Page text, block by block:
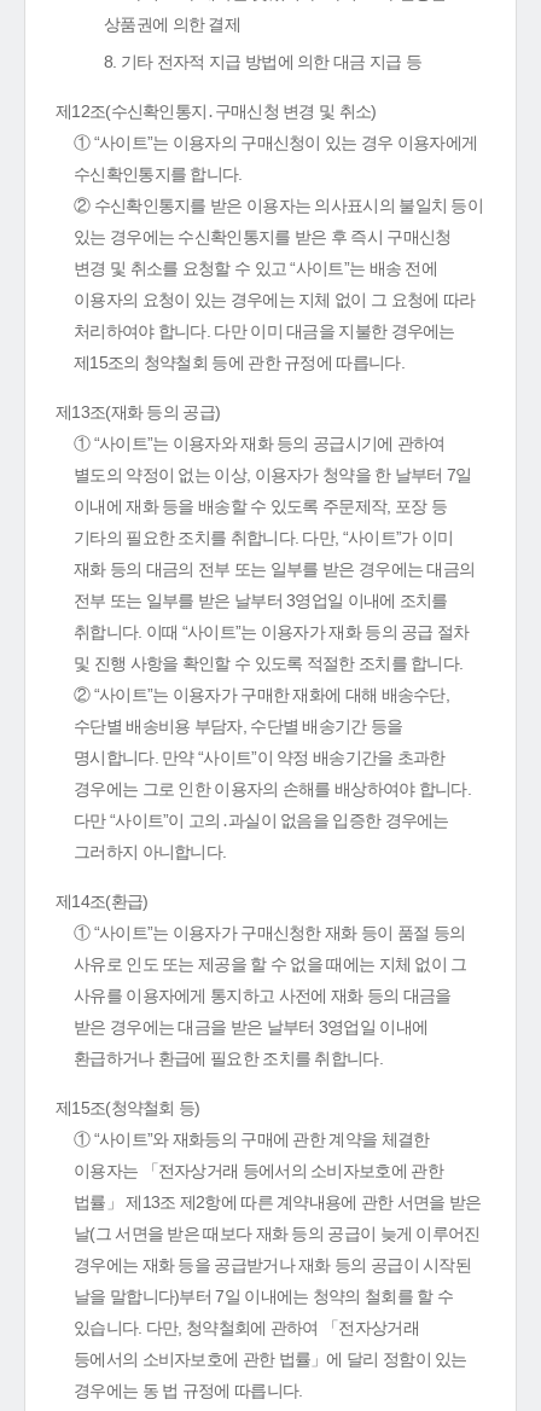
상품권에 의한 결제
8. 기타 전자적 지급 방법에 의한 대금 지급 등
제12조(수신확인통지․구매신청 변경 및 취소)
① “사이트”는 이용자의 구매신청이 있는 경우 이용자에게
수신확인통지를 합니다.
② 수신확인통지를 받은 이용자는 의사표시의 불일치 등이
있는 경우에는 수신확인통지를 받은 후 즉시 구매신청
변경 및 취소를 요청할 수 있고 “사이트”는 배송 전에
이용자의 요청이 있는 경우에는 지체 없이 그 요청에 따라
처리하여야 합니다. 다만 이미 대금을 지불한 경우에는
제15조의 청약철회 등에 관한 규정에 따릅니다.
제13조(재화 등의 공급)
① “사이트”는 이용자와 재화 등의 공급시기에 관하여
별도의 약정이 없는 이상, 이용자가 청약을 한 날부터 7일
이내에 재화 등을 배송할 수 있도록 주문제작, 포장 등
기타의 필요한 조치를 취합니다. 다만, “사이트”가 이미
재화 등의 대금의 전부 또는 일부를 받은 경우에는 대금의
전부 또는 일부를 받은 날부터 3영업일 이내에 조치를
취합니다. 이때 “사이트”는 이용자가 재화 등의 공급 절차
및 진행 사항을 확인할 수 있도록 적절한 조치를 합니다.
② “사이트”는 이용자가 구매한 재화에 대해 배송수단,
수단별 배송비용 부담자, 수단별 배송기간 등을
명시합니다. 만약 “사이트”이 약정 배송기간을 초과한
경우에는 그로 인한 이용자의 손해를 배상하여야 합니다.
다만 “사이트”이 고의․과실이 없음을 입증한 경우에는
그러하지 아니합니다.
제14조(환급)
① “사이트”는 이용자가 구매신청한 재화 등이 품절 등의
사유로 인도 또는 제공을 할 수 없을 때에는 지체 없이 그
사유를 이용자에게 통지하고 사전에 재화 등의 대금을
받은 경우에는 대금을 받은 날부터 3영업일 이내에
환급하거나 환급에 필요한 조치를 취합니다.
제15조(청약철회 등)
① “사이트”와 재화등의 구매에 관한 계약을 체결한
이용자는 「전자상거래 등에서의 소비자보호에 관한
법률」 제13조 제2항에 따른 계약내용에 관한 서면을 받은
날(그 서면을 받은 때보다 재화 등의 공급이 늦게 이루어진
경우에는 재화 등을 공급받거나 재화 등의 공급이 시작된
날을 말합니다)부터 7일 이내에는 청약의 철회를 할 수
있습니다. 다만, 청약철회에 관하여 「전자상거래
등에서의 소비자보호에 관한 법률」에 달리 정함이 있는
경우에는 동 법 규정에 따릅니다.